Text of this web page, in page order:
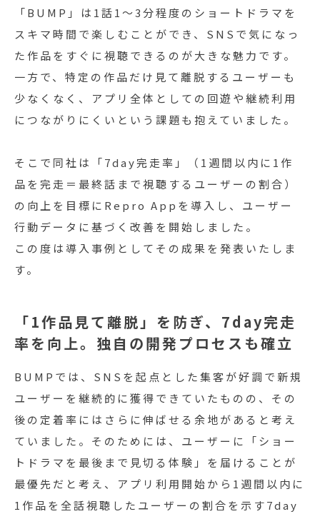
「BUMP」は1話1～3分程度のショートドラマを
スキマ時間で楽しむことができ、SNSで気になっ
た作品をすぐに視聴できるのが大きな魅力です。
一方で、特定の作品だけ見て離脱するユーザーも
少なくなく、アプリ全体としての回遊や継続利用
につながりにくいという課題も抱えていました。
そこで同社は「7day完走率」（1週間以内に1作
品を完走＝最終話まで視聴するユーザーの割合）
の向上を目標にRepro Appを導入し、ユーザー
行動データに基づく改善を開始しました。
この度は導入事例としてその成果を発表いたしま
す。
「1作品見て離脱」を防ぎ、7day完走
率を向上。独自の開発プロセスも確立
BUMPでは、SNSを起点とした集客が好調で新規
ユーザーを継続的に獲得できていたものの、その
後の定着率にはさらに伸ばせる余地があると考え
ていました。そのためには、ユーザーに「ショー
トドラマを最後まで見切る体験」を届けることが
最優先だと考え、アプリ利用開始から1週間以内に
1作品を全話視聴したユーザーの割合を示す7day